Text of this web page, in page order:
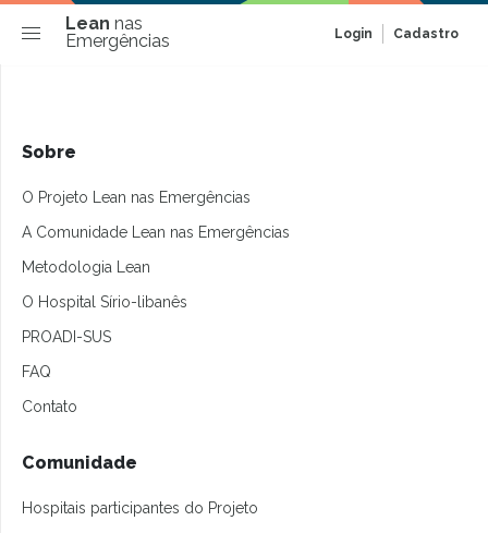
Lean nas
Emergências
Login Cadastro
Sobre
O Projeto Lean nas Emergências
A Comunidade Lean nas Emergências
Metodologia Lean
O Hospital Sírio-libanês
PROADI-SUS
FAQ
Contato
Comunidade
Hospitais participantes do Projeto